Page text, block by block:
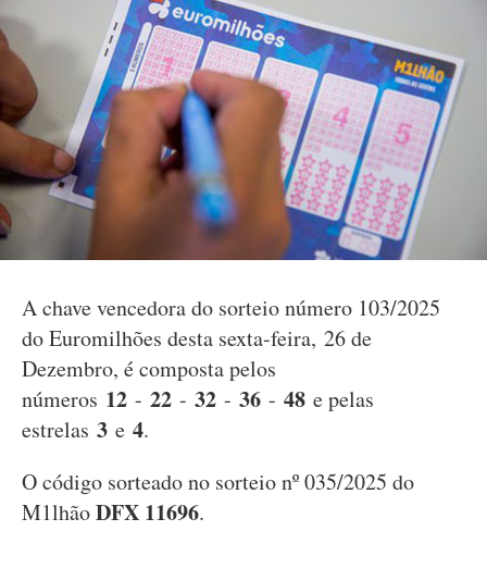
A chave vencedora do sorteio número 103/2025
do Euromilhões desta sexta-feira, 26 de
Dezembro, é composta pelos
números 12 - 22 - 32 - 36 - 48 e pelas
estrelas 3 e 4.
O código sorteado no sorteio nº 035/2025 do
M1lhãoDFX 11696.